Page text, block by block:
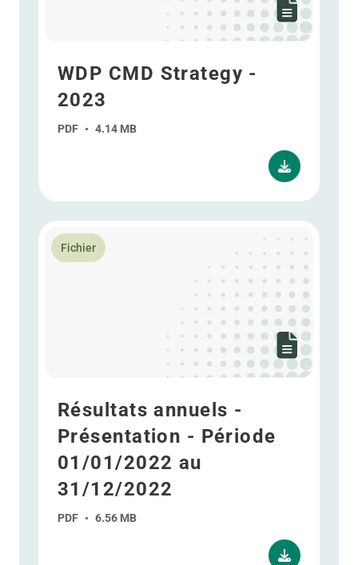
WDP CMD Strategy -
2023
PDF • 4.14 MB
Fichier
Résultats annuels -
Présentation - Période
01/01/2022 au
31/12/2022
PDF • 6.56 MB
En savoir plus Résultats annuels - Présentation -